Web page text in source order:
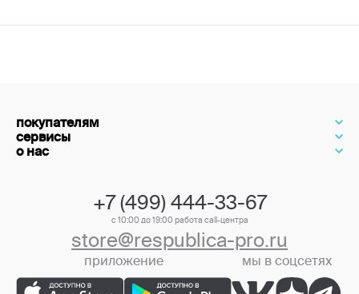
покупателям
сервисы
о нас
+7 (499) 444-33-67
с 10:00 до 19:00 работа call-центра
store@respublica-pro.ru
приложение мы в соцсетях